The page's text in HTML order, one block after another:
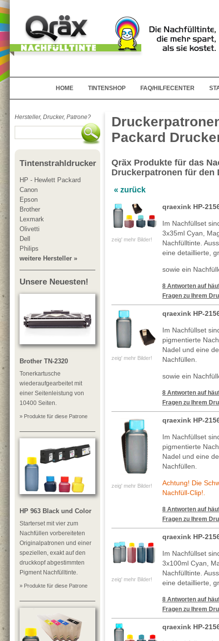
HOME TINTENSHOP FAQ/HILFECENTER
Hersteller, Drucker, Patrone?
Tintenstrahldrucker
HP - Hewlett Packard
Canon
Epson
Brother
Lexmark
Olivetti
Dell
Philips
weitere Hersteller »
Unsere Neuesten!
Brother TN-2320
Tonerkartusche
wiederaufgearbeitet mit
einer Seitenleistung von
10400 Seiten.
» Produkte für diese Patrone
HP 963 Black und Color
Starterset mit vier zum
Nachfüllen vorbereiteten
Originalpatronen und einer
speziellen, exakt auf den
druckkopf abgestimmten
Pigment Nachfülltinte.
» Produkte für diese Patrone
Packard
Qräx Produkte für das
Druckerpatronen für den
« zurück
zeig' mehr Bilder!
qraexink HP-
Im Nachfüllset
3x35ml Cyan,
Nachfülltinte.
eine detaillierte,
sowie ein
8 Antworten auf
Fragen zu Ihrem
zeig' mehr Bilder!
qraexink HP-
Im Nachfüllset
pigmentierte
Nadel und eine
Nachfüllen.
sowie ein
8 Antworten auf
Fragen zu Ihrem
zeig' mehr Bilder!
qraexink HP-
Im Nachfüllset
pigmentierte
Nadel und eine
Nachfüllen.
Achtung! Die
Nachfüll-Clip!.
8 Antworten auf
Fragen zu Ihrem
zeig' mehr Bilder!
qraexink HP-
Im Nachfüllset
3x100ml Cyan,
Nachfülltinte.
eine detaillierte,
8 Antworten auf
Fragen zu Ihrem
qraexink HP-